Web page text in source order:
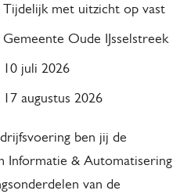
Tijdelijk met uitzicht op vast
Gemeente Oude IJsselstreek
10 juli 2026
17 augustus 2026
ben jij de
Informatie & Automatisering
van de